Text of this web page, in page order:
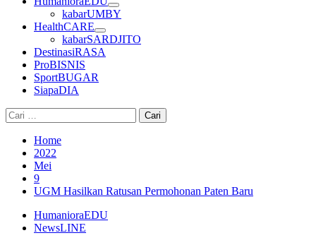
kabarUMBY
HealthCARE
kabarSARDJITO
DestinasiRASA
ProBISNIS
SportBUGAR
SiapaDIA
Cari
untuk:
Home
2022
Mei
9
UGM Hasilkan Ratusan Permohonan Paten Baru
HumanioraEDU
NewsLINE